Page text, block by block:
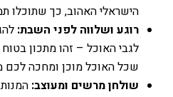
הישראלי האהוב, כך שתוכלו
רוגע ושלווה לפני השבת:
לגבי האוכל – זהו מתכון
שכל האוכל מוכן ומחכה לכם
שולחן מרשים ומעוצב: